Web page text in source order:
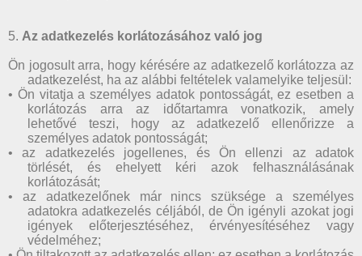
5. Az adatkezelés korlátozásához való jog
Ön jogosult arra, hogy kérésére az adatkezelő korlátozza az
adatkezelést, ha az alábbi feltételek valamelyike teljesül:
• Ön vitatja a személyes adatok pontosságát, ez esetben a
korlátozás arra az időtartamra vonatkozik, amely
lehetővé teszi, hogy az adatkezelő ellenőrizze a
személyes adatok pontosságát;
• az adatkezelés jogellenes, és Ön ellenzi az adatok
törlését, és ehelyett kéri azok felhasználásának
korlátozását;
• az adatkezelőnek már nincs szüksége a személyes
adatokra adatkezelés céljából, de Ön igényli azokat jogi
igények előterjesztéséhez, érvényesítéséhez vagy
védelméhez;